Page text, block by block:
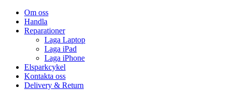
Om oss
Handla
Reparationer
Laga Laptop
Laga iPad
Laga iPhone
Elsparkcykel
Kontakta oss
Delivery & Return